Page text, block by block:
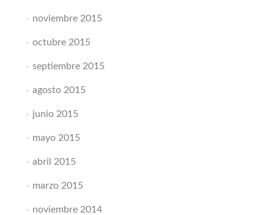
noviembre 2015
octubre 2015
septiembre 2015
agosto 2015
junio 2015
mayo 2015
abril 2015
marzo 2015
noviembre 2014